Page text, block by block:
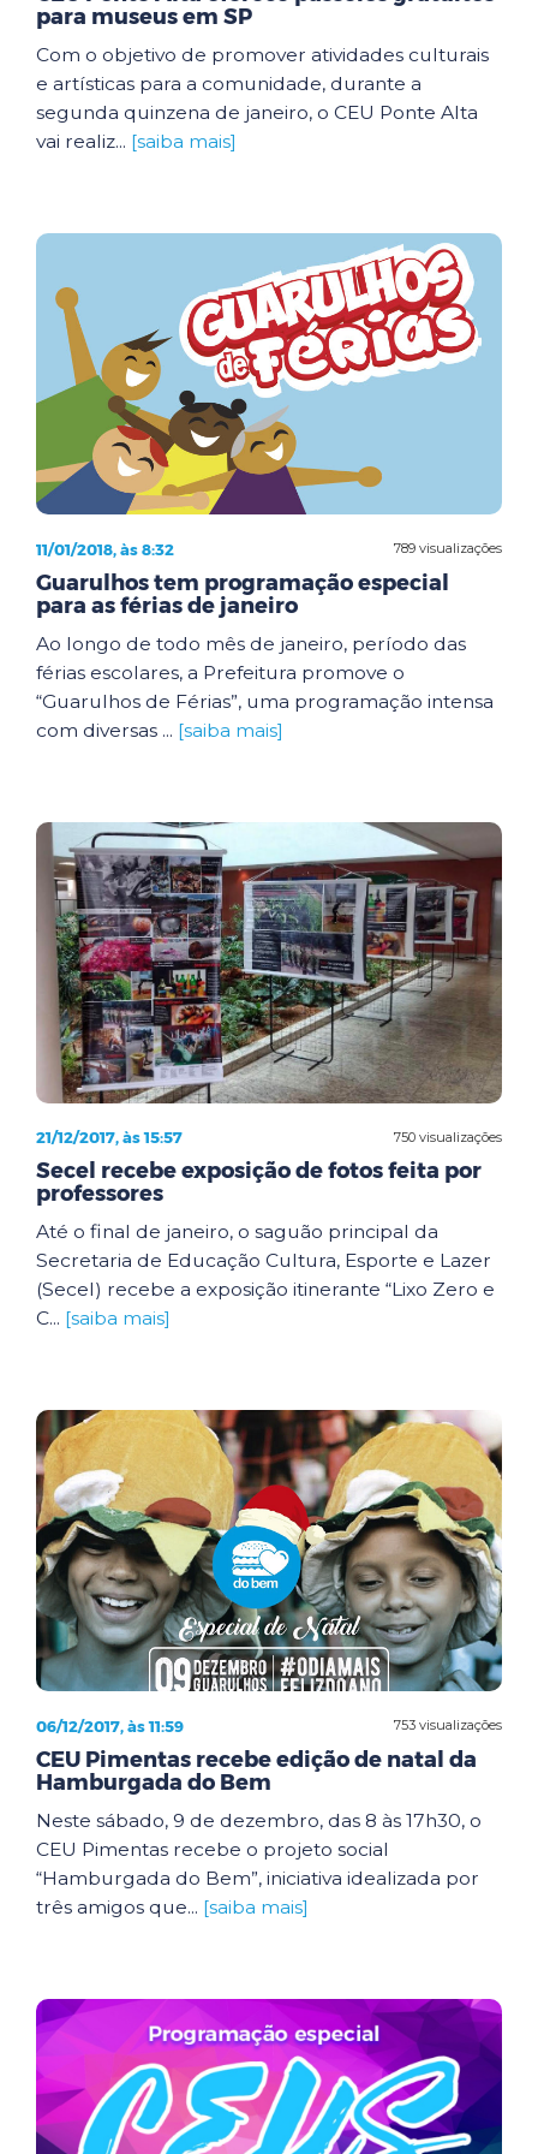
para museus em SP
Com o objetivo de promover atividades culturais
e artísticas para a comunidade, durante a
segunda quinzena de janeiro, o CEU Ponte Alta
vai realiz... [saiba mais]
789 visualizações
11/01/2018, às 8:32
Guarulhos tem programação especial
para as férias de janeiro
Ao longo de todo mês de janeiro, período das
férias escolares, a Prefeitura promove o
“Guarulhos de Férias”, uma programação intensa
com diversas ... [saiba mais]
750 visualizações
21/12/2017, às 15:57
Secel recebe exposição de fotos feita por
professores
Até o final de janeiro, o saguão principal da
Secretaria de Educação Cultura, Esporte e Lazer
(Secel) recebe a exposição itinerante “Lixo Zero e
C... [saiba mais]
753 visualizações
06/12/2017, às 11:59
CEU Pimentas recebe edição de natal da
Hamburgada do Bem
Neste sábado, 9 de dezembro, das 8 às 17h30, o
CEU Pimentas recebe o projeto social
“Hamburgada do Bem”, iniciativa idealizada por
três amigos que... [saiba mais]